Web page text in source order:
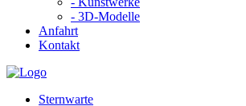
- 3D-Modelle
Anfahrt
Kontakt
Sternwarte